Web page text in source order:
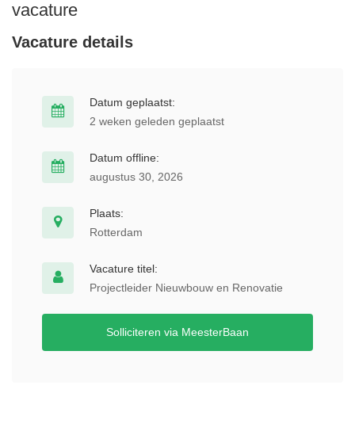
vacature
Vacature details
Datum geplaatst:
2 weken geleden geplaatst
Datum offline:
augustus 30, 2026
Plaats:
Rotterdam
Vacature titel:
Projectleider Nieuwbouw en Renovatie
Solliciteren via MeesterBaan